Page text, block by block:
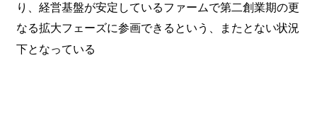
り、経営基盤が安定しているファームで第二創業期の更
なる拡大フェーズに参画できるという、またとない状況
下となっている